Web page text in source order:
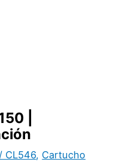
|
CL546, Cartucho